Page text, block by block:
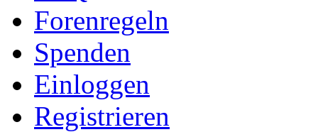
Forenregeln
Spenden
Einloggen
Registrieren